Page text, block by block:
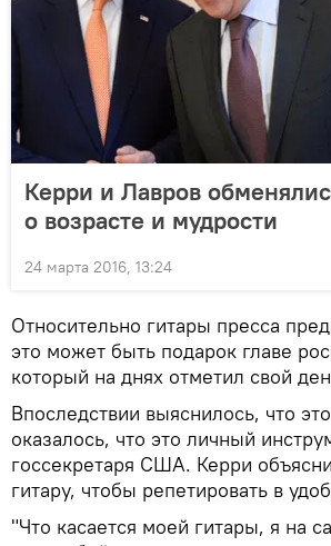
Керри и Лавров
о возрасте и мудрости
24 марта 2016, 13:24
Относительно гитары пресса
это может быть подарок главе
который на днях отметил свой
Впоследствии выяснилось, что
оказалось, что это личный
госсекретаря США. Керри
гитару, чтобы репетировать в
"Что касается моей гитары, я на